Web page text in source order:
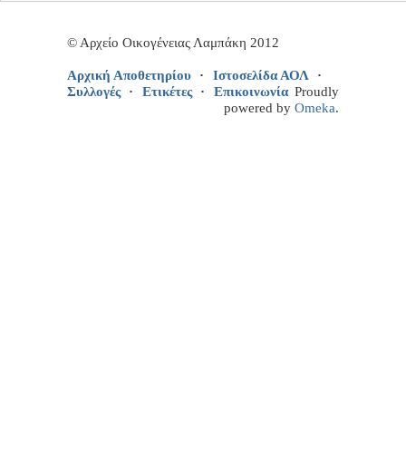
© Αρχείο Οικογένειας Λαμπάκη 2012
Αρχική Αποθετηρίου
Ιστοσελίδα ΑΟΛ
Συλλογές
Ετικέτες Επικοινωνία Proudly
powered by Omeka.